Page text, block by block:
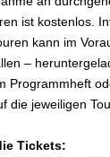
ist kostenlos.
kann im
–
Programmheft
die jeweiligen
Tickets: